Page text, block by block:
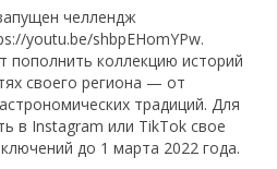
челлендж
youtu.be/shbpEHomYPw.
коллекцию историй
своего региона — от
традиций. Для
в Instagram или TikTok свое
до 1 марта 2022 года.